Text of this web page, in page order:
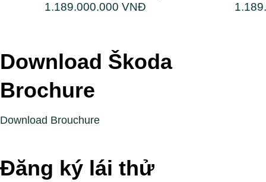
1.189.000.000 VNĐ
Download Škoda
Brochure
Download Brouchure
Đăng ký lái thử